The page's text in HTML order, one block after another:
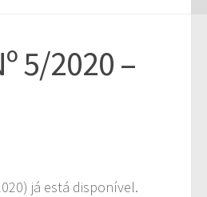
5/2020 –
já está disponível.